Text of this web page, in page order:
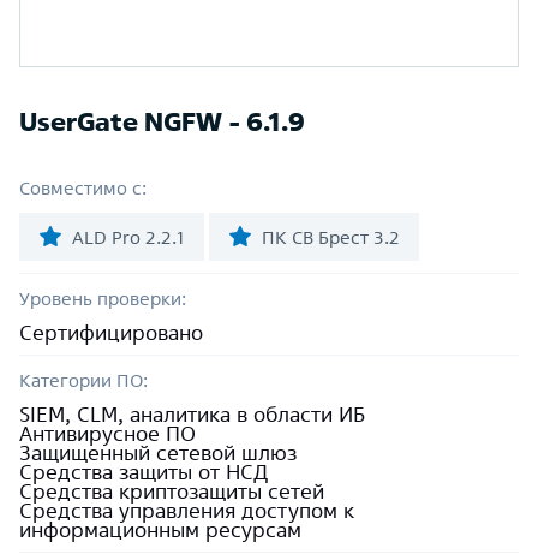
UserGate NGFW - 6.1.9
Совместимо с:
ALD Pro 2.2.1 ПК СВ Брест 3.2
Уровень проверки:
Сертифицировано
Категории ПО:
SIEM, CLM, аналитика в области ИБ
Антивирусное ПО
Защищенный сетевой шлюз
Средства защиты от НСД
Средства криптозащиты сетей
Средства управления доступом к
информационным ресурсам